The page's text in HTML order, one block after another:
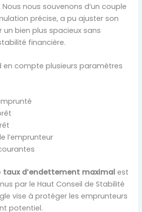
nous souvenons d’un couple
précise, a pu ajuster son
bien plus spacieux sans
financière.
en compte plusieurs paramètres
l’emprunteur
taux d’endettement maximal est
par le Haut Conseil de Stabilité
vise à protéger les emprunteurs
potentiel.